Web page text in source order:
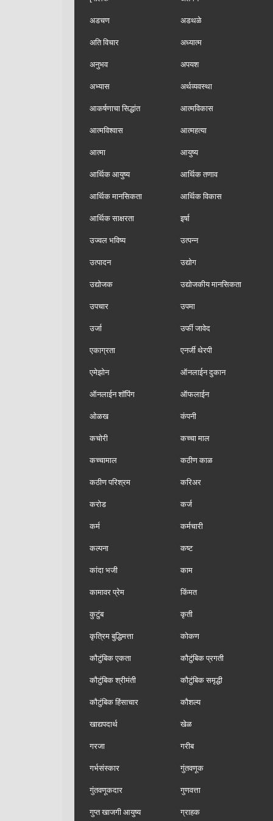
अडचण
अडथळे
अति विचार
अध्यात्म
अनुभव
अपयश
अभ्यास
अर्थव्यवस्था
आकर्षणाचा सिद्धांत
आत्मविकास
आत्मविश्वास
आत्महत्या
आत्मा
आयुष्य
आर्थिक आयुष्य
आर्थिक तणाव
आर्थिक मानसिकता
आर्थिक विकास
आर्थिक साक्षरता
इर्षा
उज्वल भविष्य
उत्पन्न
उत्पादन
उद्योग
उद्योजक
उद्योजकीय मानसिकता
उपचार
उपमा
उर्जा
उर्फी जावेद
एकाग्रता
एनर्जी थेरपी
एमेझोन
ऑनलाईन दुकान
ऑनलाईन शॉपिंग
ऑफलाईन
ओळख
कंपनी
कचोरी
कच्चा माल
कच्चामाल
कठीण काळ
कठीण परिश्रम
करिअर
करोड
कर्ज
कर्म
कर्मचारी
कल्पना
कष्ट
कांदा भजी
काम
कामावर प्रेम
किंमत
कुटुंब
कृती
कृत्रिम बुद्धिमत्ता
कोकण
कौटुंबिक एकता
कौटुंबिक प्रगती
कौटुंबिक श्रीमंती
कौटुंबिक समृद्धी
कौटुंबिक हिंसाचार
कौशल्य
खाद्यपदार्थ
खेळ
गरजा
गरीब
गर्भसंस्कार
गुंतवणूक
गुंतवणूकदार
गुणवत्ता
गुप्त खाजगी आयुष्य
ग्राहक